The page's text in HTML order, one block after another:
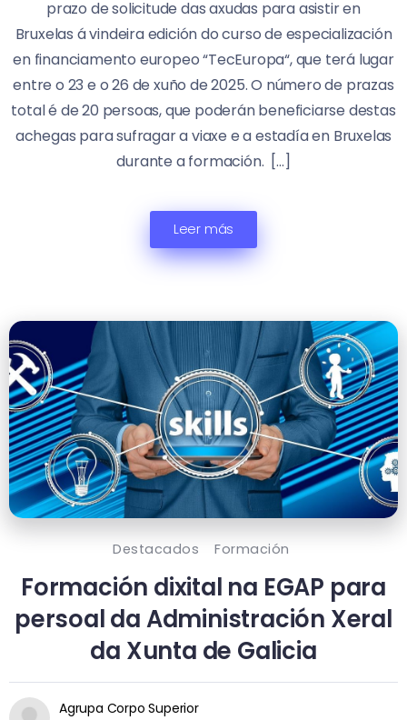
prazo de solicitude das axudas para asistir en
Bruxelas á vindeira edición do curso de especialización
en financiamento europeo “TecEuropa“, que terá lugar
entre o 23 e o 26 de xuño de 2025. O número de prazas
total é de 20 persoas, que poderán beneficiarse destas
achegas para sufragar a viaxe e a estadía en Bruxelas
durante a formación. […]
Leer más
Destacados Formación
Formación dixital na EGAP para
persoal da Administración Xeral
da Xunta de Galicia
Agrupa Corpo Superior